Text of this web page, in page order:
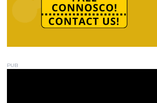
PUB